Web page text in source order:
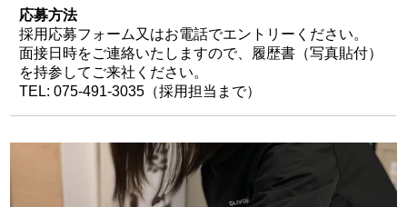
応募方法
採用応募フォーム又はお電話でエントリーください。
面接日時をご連絡いたしますので、履歴書（写真貼付）
を持参してご来社ください。
TEL: 075-491-3035（採用担当まで）